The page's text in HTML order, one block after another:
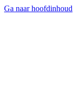
Ga naar hoofdinhoud